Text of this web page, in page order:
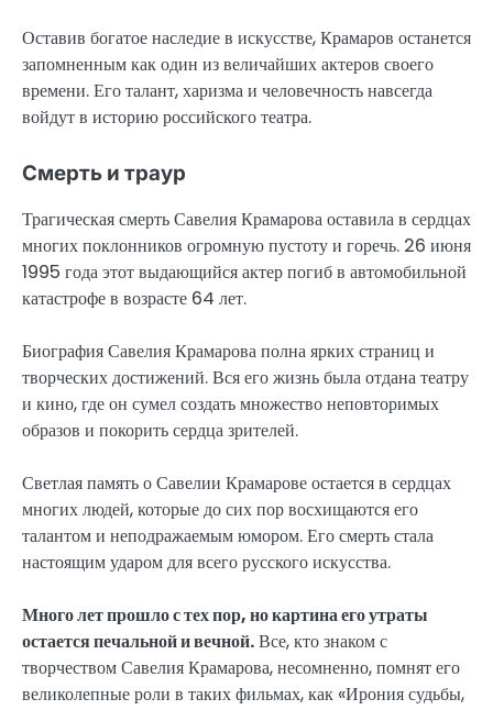
Оставив богатое наследие в искусстве, Крамаров останется
запомненным как один из величайших актеров своего
времени. Его талант, харизма и человечность навсегда
войдут в историю российского театра.
Смерть и траур
Трагическая смерть Савелия Крамарова оставила в сердцах
многих поклонников огромную пустоту и горечь. 26 июня
1995 года этот выдающийся актер погиб в автомобильной
катастрофе в возрасте 64 лет.
Биография Савелия Крамарова полна ярких страниц и
творческих достижений. Вся его жизнь была отдана театру
и кино, где он сумел создать множество неповторимых
образов и покорить сердца зрителей.
Светлая память о Савелии Крамарове остается в сердцах
многих людей, которые до сих пор восхищаются его
талантом и неподражаемым юмором. Его смерть стала
настоящим ударом для всего русского искусства.
Много лет прошло с тех пор, но картина его утраты
остается печальной и вечной.Все, кто знаком с
творчеством Савелия Крамарова, несомненно, помнят его
великолепные роли в таких фильмах, как «Ирония судьбы,